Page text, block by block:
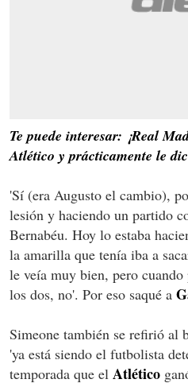
Te puede interesar: ¡Real
Atlético y prácticamente le
'Sí (era Augusto el cambio),
lesión y haciendo un partido
Bernabéu. Hoy lo estaba
la amarilla que tenía iba a
le veía muy bien, pero
los dos, no'. Por eso saqué a
Simeone también se refirió al
'ya está siendo el futbolista
temporada que el Atlético